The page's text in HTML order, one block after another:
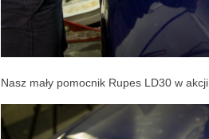
Nasz mały pomocnik Rupes LD30 w akcji.